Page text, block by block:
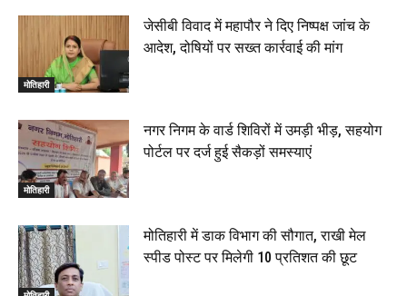
मोतिहारी
जेसीबी विवाद में महापौर ने दिए निष्पक्ष जांच के
आदेश, दोषियों पर सख्त कार्रवाई की मांग
मोतिहारी
नगर निगम के वार्ड शिविरों में उमड़ी भीड़, सहयोग
पोर्टल पर दर्ज हुई सैकड़ों समस्याएं
मोतिहारी में डाक विभाग की सौगात, राखी मेल
स्पीड पोस्ट पर मिलेगी 10 प्रतिशत की छूट